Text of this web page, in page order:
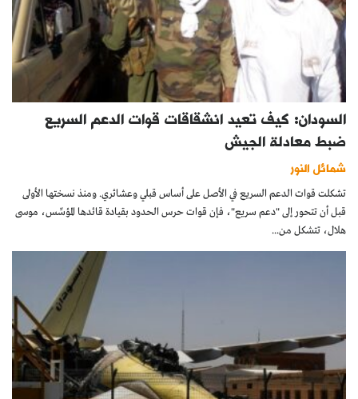
السودان: كيف تعيد انشقاقات قوات الدعم السريع
ضبط معادلة الجيش
شمائل النور
تشكلت قوات الدعم السريع في الأصل على أساس قبلي وعشائري. ومنذ نسختها الأولى
قبل أن تتحور إلى "دعم سريع"، فإن قوات حرس الحدود بقيادة قائدها المؤسِّس، موسى
هلال، تتشكل من...